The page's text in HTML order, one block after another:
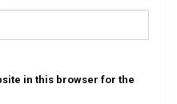
in this browser for the